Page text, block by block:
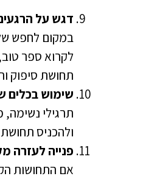
דגש על
במקום לחפש
לקרוא ספר
תחושת סיפוק
שימוש בכלים
תרגילי נשימה,
ולהכניס
פנייה לעזרה
אם התחושות